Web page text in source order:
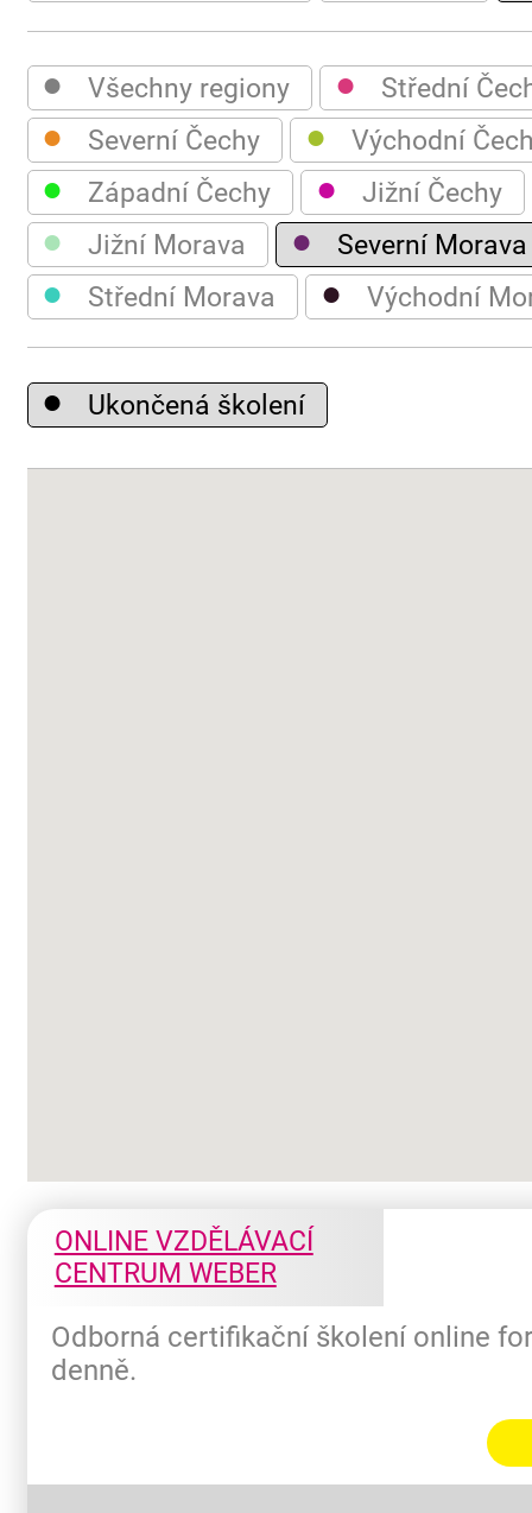
● Všechny regiony ● Střední
● Severní Čechy ● Východní
● Západní Čechy ● Jižní Čechy
● Jižní Morava ● Severní Morava
● Střední Morava ● Východní
● Ukončená školení
ONLINE VZDĚLÁVACÍ
CENTRUM WEBER
Odborná certifikační školení online
denně.